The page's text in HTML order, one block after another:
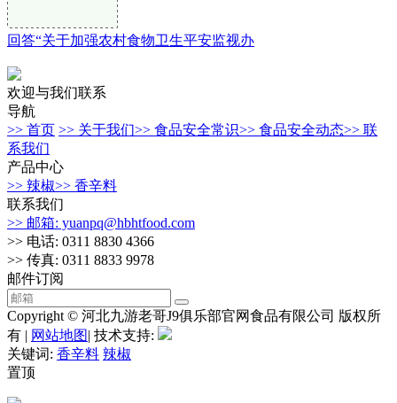
回答“关于加强农村食物卫生平安监视办
欢迎与我们联系
导航
>> 首页 >> 关于我们>> 食品安全常识>> 食品安全动态>> 联
系我们
产品中心
>> 辣椒>> 香辛料
联系我们
>> 邮箱: yuanpq@hbhtfood.com
>> 电话: 0311 8830 4366
>> 传真: 0311 8833 9978
邮件订阅
Copyright © 河北九游老哥J9俱乐部官网食品有限公司 版权所
有 | 网站地图| 技术支持:
关键词: 香辛料 辣椒
置顶